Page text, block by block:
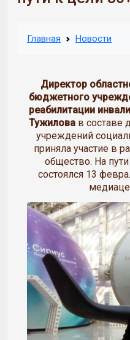
Главная Новости
Директор
бюджетного
реабилитации
Тужилова в составе
учреждений
приняла участие в
общество. На
состоялся 13